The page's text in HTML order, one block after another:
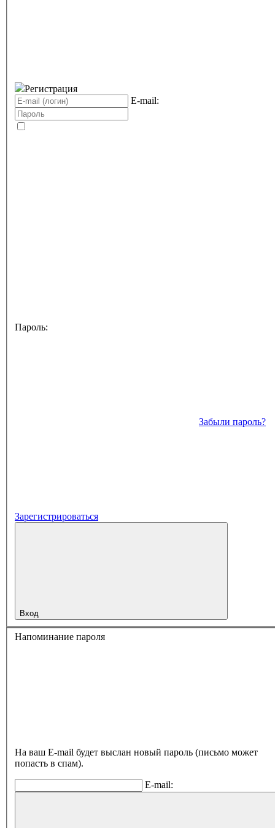
Регистрация
E-mail:
Пароль:
Забыли пароль?
Зарегистрироваться
Вход
Напоминание пароля
На ваш E-mail будет выслан новый пароль (письмо может
попасть в спам).
E-mail: